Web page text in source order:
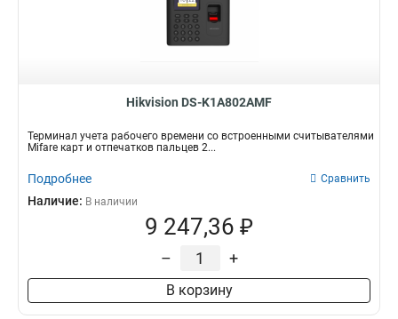
Hikvision DS-K1A802AMF
Терминал учета рабочего времени со встроенными считывателями
Mifare карт и отпечатков пальцев 2...
Подробнее Сравнить
Наличие: В наличии
9 247,36 ₽
– +
В корзину